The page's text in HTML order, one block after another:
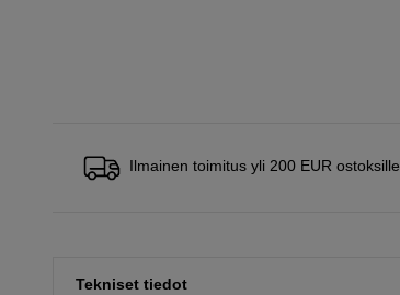
Ilmainen toimitus yli 200 EUR ostoksille
Tekniset tiedot